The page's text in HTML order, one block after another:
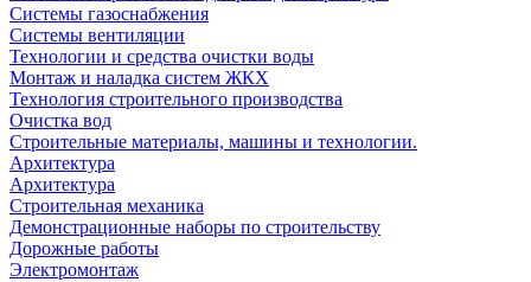
Системы газоснабжения
Системы вентиляции
Технологии и средства очистки воды
Монтаж и наладка систем ЖКХ
Технология строительного производства
Очистка вод
Строительные материалы, машины и технологии.
Архитектура
Архитектура
Cтроительная механика
Демонстрационные наборы по строительству
Дорожные работы
Электромонтаж